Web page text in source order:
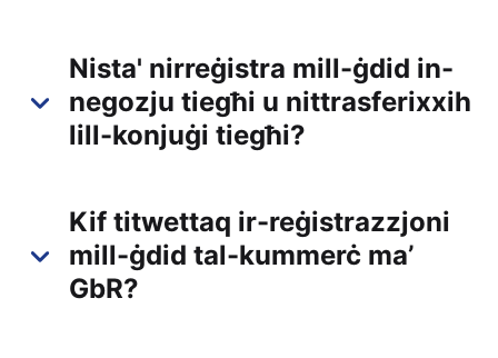
Nista' nirreġistra mill-ġdid in-
negozju tiegħi u nittrasferixxih
lill-konjuġi tiegħi?
Kif titwettaq ir-reġistrazzjoni
mill-ġdid tal-kummerċ ma’
GbR?